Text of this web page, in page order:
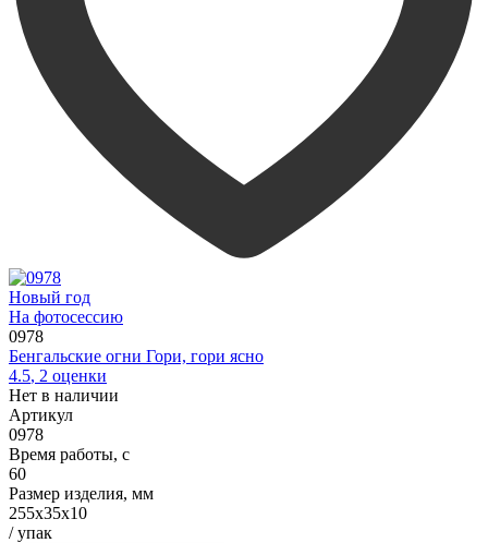
Новый год
На фотосессию
0978
Бенгальские огни Гори, гори ясно
4.5, 2 оценки
Нет в наличии
Артикул
0978
Время работы, с
60
Размер изделия, мм
255х35х10
/ упак